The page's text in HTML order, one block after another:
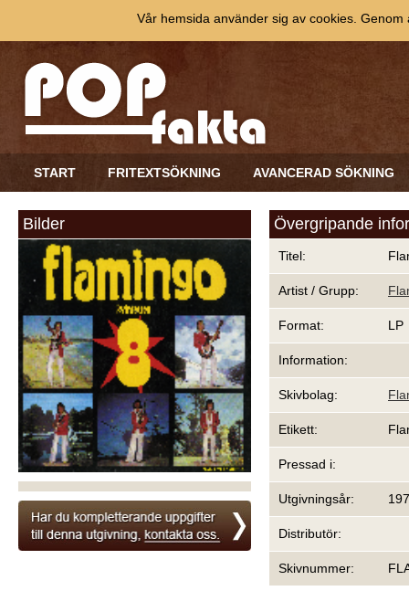
START FRITEXTSÖKNING AVANCERAD SÖKNING
Bilder Övergripande
Titel:
Artist / Grupp:
Format: LP
Information:
Skivbolag:
Etikett:
Pressad i:
Utgivningsår:
Distributör:
Skivnummer:
Vår hemsida använder sig av cookies.